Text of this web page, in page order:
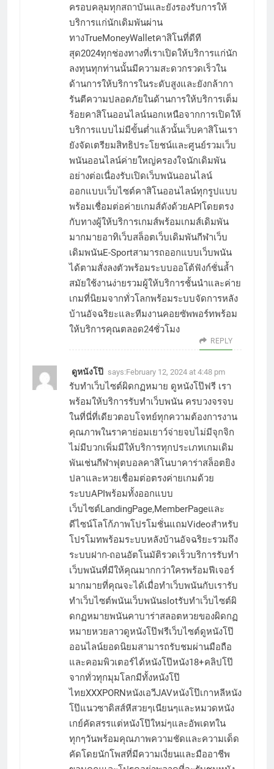
ครอบคลุมทุกสถาบันและยังรองรับการให้
บริการแก่นักเดิมพันผ่าน
ทางTrueMoneyWalletคาสิโนที่ดีที
สุด2024ทุกช่องทางที่เราเปิดให้บริการแก่นัก
ลงทุนทุกท่านนั้นมีความสะดวกรวดเร็วใน
ด้านการให้บริการในระดับสูงและยังกล้ากา
รันตีความปลอดภัยในด้านการให้บริการเต็ม
ร้อยคาสิโนออนไลน์นอกเหนือจากการเปิดให้
บริการแบบไม่มีขั้นต่ำแล้วนั้นเว็บคาสิโนเรา
ยังจัดเตรียมสิทธิประโยชน์และศูนย์รวมเว็บ
พนันออนไลน์ค่ายใหญ่ครองใจนักเดิมพัน
อย่างต่อเนื่องรับเปิดเว็บพนันออนไลน์
ออกแบบเว็บไซต์คาสิโนออนไลน์ทุกรูปแบบ
พร้อมเชื่อมต่อค่ายเกมส์ดังด้วยAPIโดยตรง
กับทางผู้ให้บริการเกมส์พร้อมเกมส์เดิมพัน
มากมายอาทิเว็บสล็อตเว็บเดิมพันกีฬาเว็บ
เดิมพนันE-Sportสามารถออกแบบเว็บพนัน
ได้ตามสั่งลงตัวพร้อมระบบออโต้ฟังก์ชั่นล้ำ
สมัยใช้งานง่ายรวมผู้ให้บริการชั้นนำและค่าย
เกมที่นิยมจากทั่วโลกพร้อมระบบจัดการหลัง
บ้านอัจฉริยะและทีมงานคอยซัพพอร์ทพร้อม
ให้บริการคุณตลอด24ชั่วโมง
REPLY
ดูหนังโป๊ says:February 12, 2024 at 4:48 pm
รับทำเว็บไซต์ผิดกฏหมาย ดูหนังโป๊ฟรี เรา
พร้อมให้บริการรับทำเว็บพนัน ครบวงจรจบ
ในที่นี่ที่เดียวตอบโจทย์ทุกความต้องการงาน
คุณภาพในราคาย่อมเยาว์จ่ายจบไม่มีจุกจิก
ไม่มีบวกเพิ่มมีให้บริการทุกประเภทเกมเดิม
พันเช่นกีฬาฟุตบอลคาสิโนบาคาร่าสล็อตยิง
ปลาและหวยเชื่อมต่อตรงค่ายเกมด้วย
ระบบAPIพร้อมทั้งออกแบบ
เว็บไซต์LandingPage,MemberPageและ
ดีไซน์โลโก้ภาพโปรโมชั่นแถมVideoสำหรับ
โปรโมทพร้อมระบบหลังบ้านอัจฉริยะรวมถึง
ระบบฝาก-ถอนอัตโนมัติรวดเร็วบริการรับทำ
เว็บพนันที่มีให้คุณมากกว่าใครพร้อมฟีเจอร์
มากมายที่คุณจะได้เมื่อทำเว็บพนันกับเรารับ
ทำเว็บไซต์พนันเว็บพนันslotรับทำเว็บไซต์ผิ
ดกฏหมายพนันคาบาร่าสลอตหวยของผิดกฏ
หมายหวยลาวดูหนังโป๊ฟรีเว็บไซต์ดูหนังโป๊
ออนไลน์ยอดนิยมสามารถรับชมผ่านมือถือ
และคอมพิวเตอร์ได้หนังโป๊หนัง18+คลิปโป๊
จากทั่วทุกมุมโลกมีทั้งหนังโป๊
ไทยXXXPORNหนังเอวีJAVหนังโป๊เกาหลีหนัง
โป๊แนวซาดิสส์หีสวยๆเนียนๆและหมวดหนัง
เกย์คัดสรรแต่หนังโป๊ใหม่ๆและอัพเดทใน
ทุกๆวันพร้อมคุณภาพความชัดและความเด็ด
คัดโดยนักโพสที่มีความเงี่ยนและมืออาชีพ